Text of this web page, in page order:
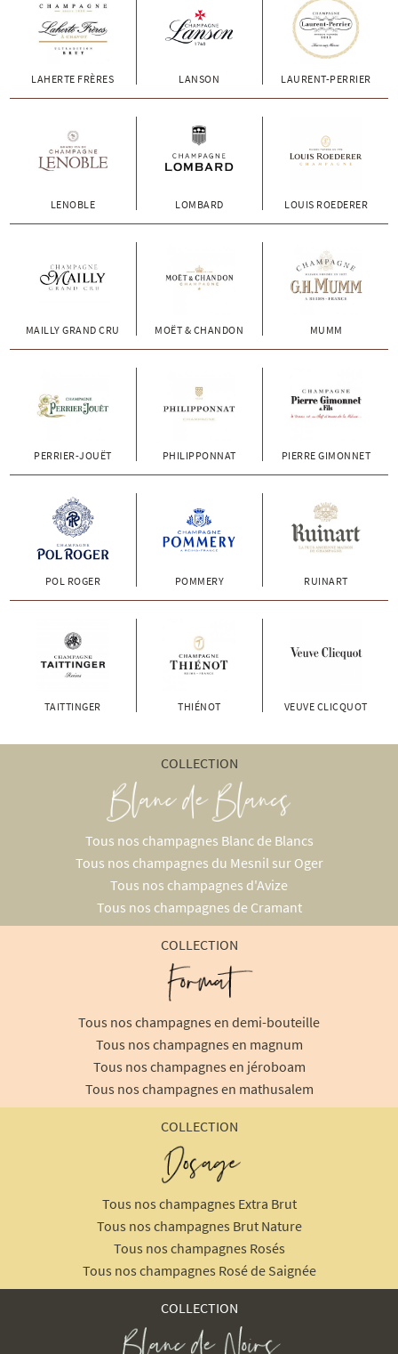
LAHERTE FRÈRES LANSON LAURENT-PERRIER
LENOBLE LOMBARD LOUIS ROEDERER
MAILLY GRAND CRU MOËT & CHANDON MUMM
PERRIER-JOUËT PHILIPPONNAT PIERRE GIMONNET
POL ROGER POMMERY RUINART
TAITTINGER THIÉNOT VEUVE CLICQUOT
COLLECTION
Tous nos champagnes Blanc de Blancs
Tous nos champagnes du Mesnil sur Oger
Tous nos champagnes d'Avize
Tous nos champagnes de Cramant
COLLECTION
Tous nos champagnes en demi-bouteille
Tous nos champagnes en magnum
Tous nos champagnes en jéroboam
Tous nos champagnes en mathusalem
COLLECTION
Tous nos champagnes Extra Brut
Tous nos champagnes Brut Nature
Tous nos champagnes Rosés
Tous nos champagnes Rosé de Saignée
COLLECTION